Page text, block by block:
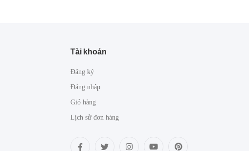
Tài khoản
Đăng ký
Đăng nhập
Giỏ hàng
Lịch sử đơn hàng